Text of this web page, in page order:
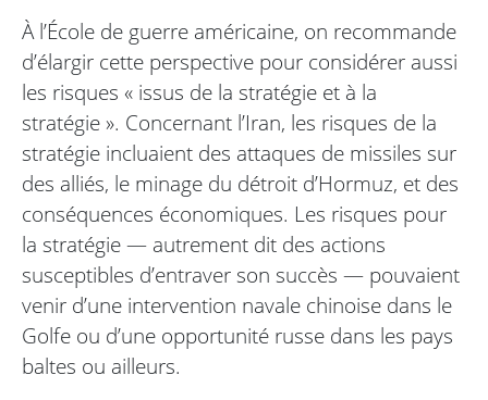
À l’École de guerre américaine, on recommande
d’élargir cette perspective pour considérer aussi
les risques « issus de la stratégie et à la
stratégie ». Concernant l’Iran, les risques de la
stratégie incluaient des attaques de missiles sur
des alliés, le minage du détroit d’Hormuz, et des
conséquences économiques. Les risques pour
la stratégie — autrement dit des actions
susceptibles d’entraver son succès — pouvaient
venir d’une intervention navale chinoise dans le
Golfe ou d’une opportunité russe dans les pays
baltes ou ailleurs.